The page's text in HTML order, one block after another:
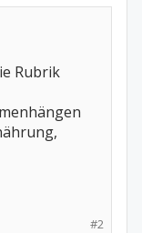
Rubrik
#2